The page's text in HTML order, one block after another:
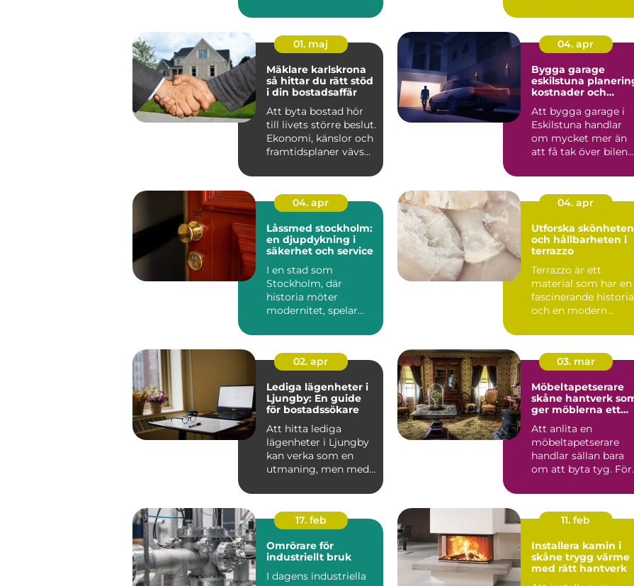
klimat, hu...
många i...
01. maj
Mäklare karlskrona
så hittar du rätt stöd
i din bostadsaffär
Att byta bostad hör
till livets större beslut.
Ekonomi, känslor och
framtidsplaner vävs
04. apr
Bygga garage
eskilstuna planering,
kostnader och
Att bygga garage i
Eskilstuna handlar
om mycket mer än
att få tak över bilen.
garage ...
04. apr
Låssmed stockholm:
en djupdykning i
säkerhet och service
I en stad som
Stockholm, där
historia möter
modernitet, spelar
avgörande roll.
Låssmed S...
04. apr
Utforska skönheten
och hållbarheten i
terrazzo
Terrazzo är ett
material som har en
fascinerande historia
och en modern
02. apr
Lediga lägenheter i
Ljungby: En guide
för bostadssökare
Att hitta lediga
lägenheter i Ljungby
kan verka som en
utmaning, men med
03. mar
Möbeltapetserare
skåne hantverk som
ger möblerna ett
Att anlita en
möbeltapetserare
handlar sällan bara
om att byta tyg. För
att be...
17. feb
Omrörare för
industriellt bruk
I dagens industriella
11. feb
Installera kamin i
skåne trygg värme
med rätt hantverk